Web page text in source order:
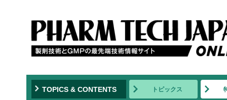
TOPICS & CONTENTS トピックス